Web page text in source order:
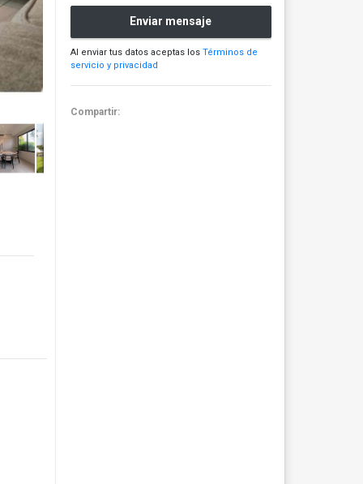
Enviar mensaje
Al enviar tus datos aceptas los Términos de
servicio y privacidad
Compartir: